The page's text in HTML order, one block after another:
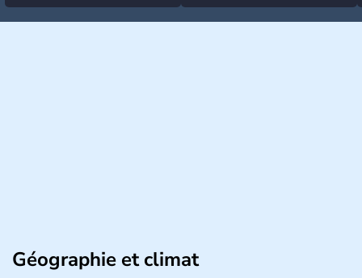
Géographie et climat